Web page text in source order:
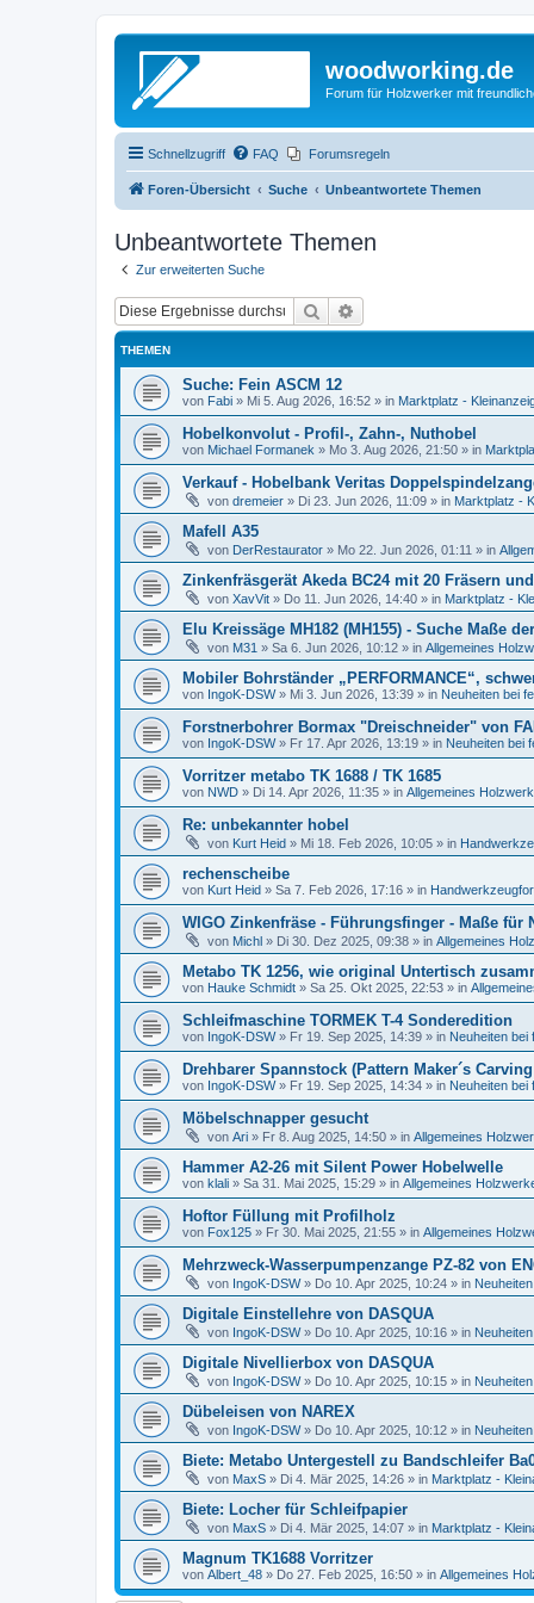
woodworking.de
Forum für Holzwerker mit
Schnellzugriff FAQ Forumsregeln
Foren-Übersicht Suche Unbeantwortete Themen
Unbeantwortete Themen
Zur erweiterten Suche
Suche
THEMEN
Suche: Fein ASCM 12
von Fabi » Mi 5. Aug 2026, 16:52 » in Marktplatz -
Hobelkonvolut - Profil-, Zahn-, Nuthobel
von Michael Formanek » Mo 3. Aug 2026, 21:50 » in
Verkauf - Hobelbank Veritas
von dremeier » Di 23. Jun 2026, 11:09 » in Marktplatz -
Mafell A35
von DerRestaurator » Mo 22. Jun 2026, 01:11 » in
Zinkenfräsgerät Akeda BC24 mit 20 Fräsern
von XavVit » Do 11. Jun 2026, 14:40 » in Marktplatz -
Elu Kreissäge MH182 (MH155) - Suche Maße
von M31 » Sa 6. Jun 2026, 10:12 » in Allgemeines
Mobiler Bohrständer „PERFORMANCE“,
von IngoK-DSW» Mi 3. Jun 2026, 13:39 » in Neuheiten bei
Forstnerbohrer Bormax "Dreischneider" von
von IngoK-DSW» Fr 17. Apr 2026, 13:19 » in Neuheiten bei
Vorritzer metabo TK 1688 / TK 1685
von NWD » Di 14. Apr 2026, 11:35 » in Allgemeines
Re: unbekannter hobel
von Kurt Heid » Mi 18. Feb 2026, 10:05 » in
rechenscheibe
von Kurt Heid » Sa 7. Feb 2026, 17:16 » in
WIGO Zinkenfräse - Führungsfinger - Maße für
von Michl » Di 30. Dez 2025, 09:38 » in Allgemeines
Metabo TK 1256, wie original Untertisch
von Hauke Schmidt » Sa 25. Okt 2025, 22:53 » in
Schleifmaschine TORMEK T-4 Sonderedition
von IngoK-DSW» Fr 19. Sep 2025, 14:39 » in Neuheiten bei
Drehbarer Spannstock (Pattern Maker´s
von IngoK-DSW» Fr 19. Sep 2025, 14:34 » in Neuheiten bei
Möbelschnapper gesucht
von Ari » Fr 8. Aug 2025, 14:50 » in Allgemeines
Hammer A2-26 mit Silent Power Hobelwelle
von klali » Sa 31. Mai 2025, 15:29 » in Allgemeines
Hoftor Füllung mit Profilholz
von Fox125 » Fr 30. Mai 2025, 21:55 » in Allgemeines
Mehrzweck-Wasserpumpenzange PZ-82 von
von IngoK-DSW» Do 10. Apr 2025, 10:24 » in
Digitale Einstellehre von DASQUA
von IngoK-DSW» Do 10. Apr 2025, 10:16 » in
Digitale Nivellierbox von DASQUA
von IngoK-DSW» Do 10. Apr 2025, 10:15 » in
Dübeleisen von NAREX
von IngoK-DSW» Do 10. Apr 2025, 10:12 » in
Biete: Metabo Untergestell zu Bandschleifer
von MaxS » Di 4. Mär 2025, 14:26 » in Marktplatz -
Biete: Locher für Schleifpapier
von MaxS » Di 4. Mär 2025, 14:07 » in Marktplatz -
Magnum TK1688 Vorritzer
von Albert_48 » Do 27. Feb 2025, 16:50 » in Allgemeines